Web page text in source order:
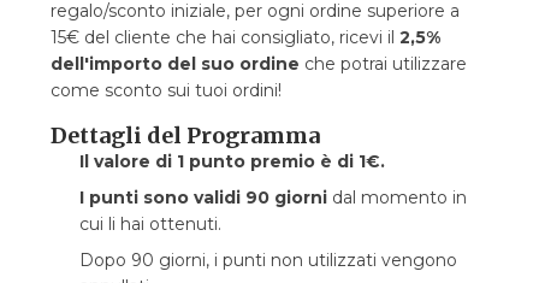
regalo/sconto iniziale, per ogni ordine superiore a
15€ del cliente che hai consigliato, ricevi il 2,5%
dell'importo del suo ordine che potrai utilizzare
come sconto sui tuoi ordini!
Dettagli del Programma
Il valore di 1 punto premio è di 1€.
I punti sono validi 90 giorni dal momento in
cui li hai ottenuti.
Dopo 90 giorni, i punti non utilizzati vengono